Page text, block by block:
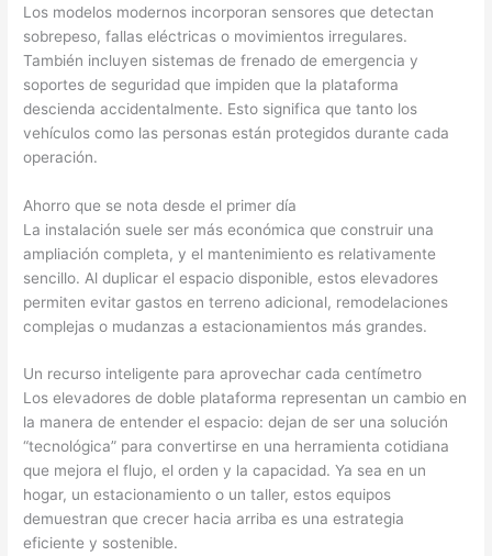
Los modelos modernos incorporan sensores que detectan
sobrepeso, fallas eléctricas o movimientos irregulares.
También incluyen sistemas de frenado de emergencia y
soportes de seguridad que impiden que la plataforma
descienda accidentalmente. Esto significa que tanto los
vehículos como las personas están protegidos durante cada
operación.
Ahorro que se nota desde el primer día
La instalación suele ser más económica que construir una
ampliación completa, y el mantenimiento es relativamente
sencillo. Al duplicar el espacio disponible, estos elevadores
permiten evitar gastos en terreno adicional, remodelaciones
complejas o mudanzas a estacionamientos más grandes.
Un recurso inteligente para aprovechar cada centímetro
Los elevadores de doble plataforma representan un cambio en
la manera de entender el espacio: dejan de ser una solución
“tecnológica” para convertirse en una herramienta cotidiana
que mejora el flujo, el orden y la capacidad. Ya sea en un
hogar, un estacionamiento o un taller, estos equipos
demuestran que crecer hacia arriba es una estrategia
eficiente y sostenible.